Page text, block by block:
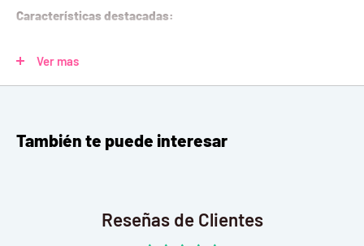
Características destacadas:
comedor, dormitorio y estudio, todos decorados con
cálido y acogedor, resaltando la belleza de cada habitación.
Dimensiones del modelo armado:24 x 17 x 23.5 cm, ideal
para exhibir en estanterías o escritorios.
Ver mas
También te puede interesar
Reseñas de Clientes